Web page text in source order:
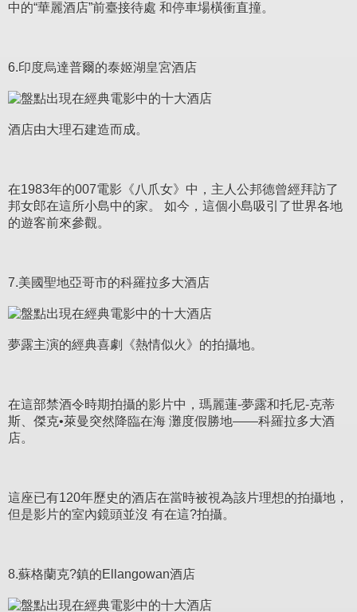
中的“華麗酒店”前臺接待處 和停車場橫衝直撞。
6.印度烏達普爾的泰姬湖皇宮酒店
酒店由大理石建造而成。
在1983年的007電影《八爪女》中，主人公邦德曾經拜訪了
邦女郎在這所小島中的家。 如今，這個小島吸引了世界各地
的遊客前來參觀。
7.美國聖地亞哥市的科羅拉多大酒店
夢露主演的經典喜劇《熱情似火》的拍攝地。
在這部禁酒令時期拍攝的影片中，瑪麗蓮-夢露和托尼-克蒂
斯、傑克•萊曼突然降臨在海 灘度假勝地——科羅拉多大酒
店。
這座已有120年歷史的酒店在當時被視為該片理想的拍攝地，
但是影片的室內鏡頭並沒 有在這?拍攝。
8.蘇格蘭克?鎮的Ellangowan酒店